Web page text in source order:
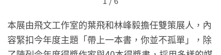
本展由飛文工作室的葉飛和林峰毅擔任雙策展人，內
容緊扣今年度主題「帶上一本書，你並不孤單」，除